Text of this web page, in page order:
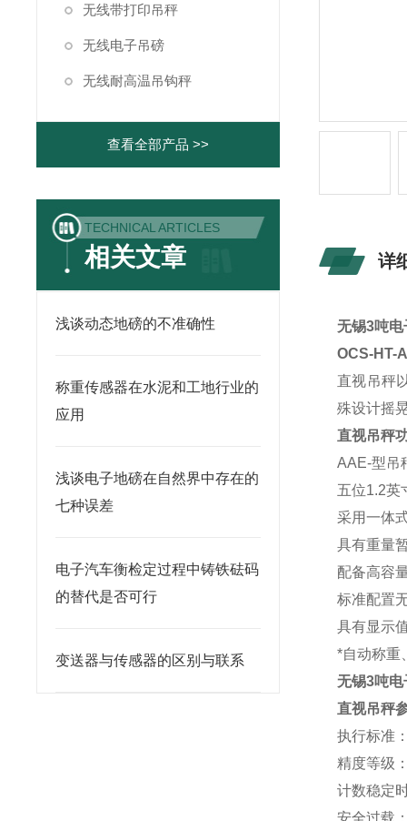
无线带打印吊秤
无线电子吊磅
无线耐高温吊钩秤
查看全部产品 >>
TECHNICAL ARTICLES
相关文章
浅谈动态地磅的不准确性
称重传感器在水泥和工地行业的
应用
浅谈电子地磅在自然界中存在的
七种误差
电子汽车衡检定过程中铸铁砝码
的替代是否可行
变送器与传感器的区别与联系
详
无锡3吨
OCS-HT-
直视吊秤
殊设计摇
直视吊秤
AAE-型吊
五位1.2英
采用一体
具有重量
配备高容
标准配置
具有显示
*自动称重
无锡3吨
直视吊秤
执行标准
精度等级
计数稳定
安全过载